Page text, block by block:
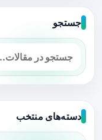
جستجو
دسته‌های منتخب